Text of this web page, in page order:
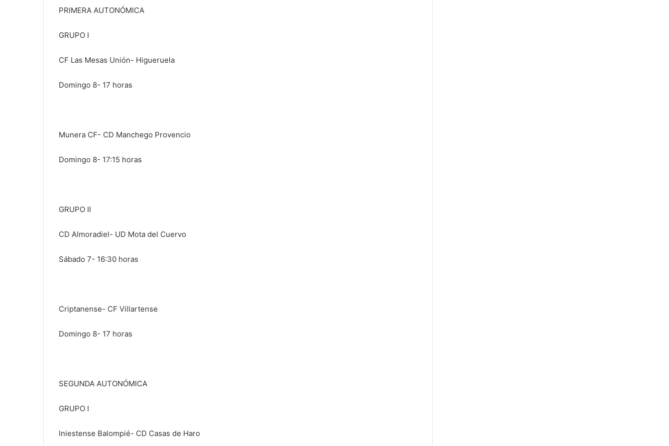
PRIMERA AUTONÓMICA
GRUPO I
CF Las Mesas Unión- Higueruela
Domingo 8- 17 horas
Munera CF- CD Manchego Provencio
Domingo 8- 17:15 horas
GRUPO II
CD Almoradiel- UD Mota del Cuervo
Sábado 7- 16:30 horas
Criptanense- CF Villartense
Domingo 8- 17 horas
SEGUNDA AUTONÓMICA
GRUPO I
Iniestense Balompié- CD Casas de Haro